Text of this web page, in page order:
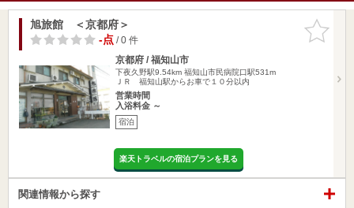
お気に入
りに追加
旭旅館 ＜京都府＞
-点/ 0 件
京都府 / 福知山市
下夜久野駅9.54km 福知山市民病院口駅531m
ＪＲ 福知山駅からお車で１０分以内
営業時間
入浴料金 ～
宿泊
楽天トラベルの宿泊プランを見る
関連情報から探す